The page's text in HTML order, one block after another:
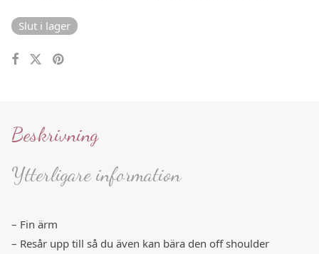
Slut i lager
Beskrivning
Ytterligare information
– Fin ärm
– Resår upp till så du även kan bära den off shoulder